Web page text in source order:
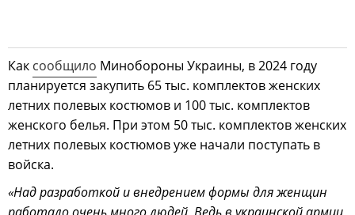
Как сообщило Минобороны Украины, в 2024 году
планируется закупить 65 тыс. комплектов женских
летних полевых костюмов и 100 тыс. комплектов
женского белья. При этом 50 тыс. комплектов женских
летних полевых костюмов уже начали поступать в
войска.
«Над разработкой и внедрением формы для женщин
работало очень много людей. Ведь в украинской армии